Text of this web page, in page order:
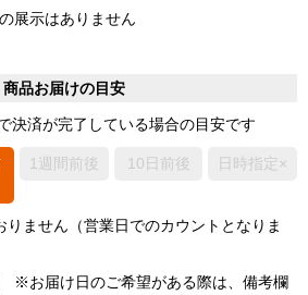
展示はありません
商品お届けの目安
決済が完了している場合の目安です
1週間前後 10日前後 日時指定×
ません（営業日でのカウントとなりま
お届け日のご希望がある際は、備考欄